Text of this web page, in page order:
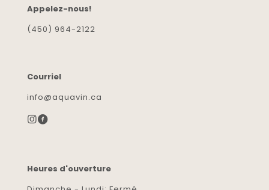
Appelez-nous!
(450) 964-2122
Courriel
info@aquavin.ca
Heures d'ouverture